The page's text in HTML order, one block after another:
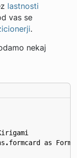
lastnosti
vas se
.
nekaj
.formcard as